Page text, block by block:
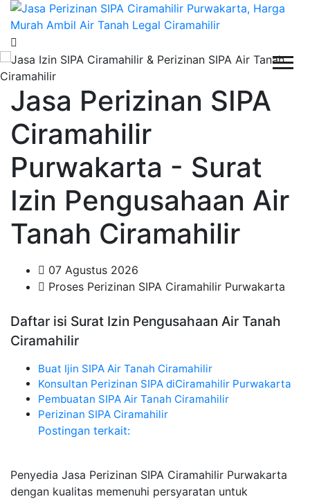
Jasa Perizinan SIPA
Ciramahilir
Purwakarta - Surat
Izin Pengusahaan Air
Tanah Ciramahilir
07 Agustus 2026
Proses Perizinan SIPA Ciramahilir Purwakarta
Daftar isi Surat Izin Pengusahaan Air Tanah
Ciramahilir
Buat Ijin SIPA Air Tanah Ciramahilir
Konsultan Perizinan SIPA diCiramahilir Purwakarta
Pembuatan SIPA Air Tanah Ciramahilir
Perizinan SIPA Ciramahilir
Postingan terkait:
Penyedia Jasa Perizinan SIPA Ciramahilir Purwakarta
dengan kualitas memenuhi persyaratan untuk